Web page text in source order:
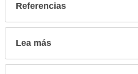
Referencias
Lea más